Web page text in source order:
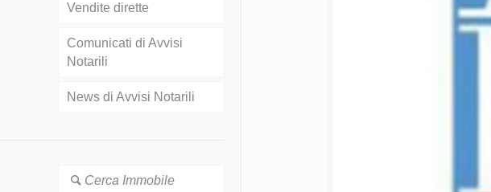
Vendite dirette
Comunicati di Avvisi
Notarili
News di Avvisi Notarili
Cerca Immobile